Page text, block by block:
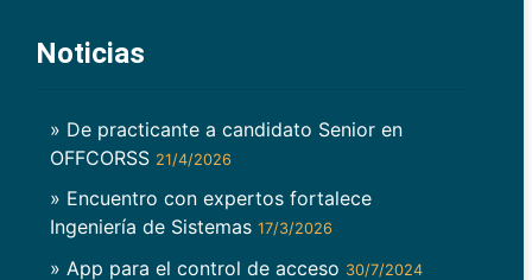
Noticias
» De practicante a candidato Senior en
OFFCORSS 21/4/2026
» Encuentro con expertos fortalece
Ingeniería de Sistemas 17/3/2026
» App para el control de acceso 30/7/2024